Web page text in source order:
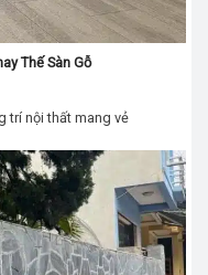
Thế Sàn Gỗ
trí nội thất mang vẻ